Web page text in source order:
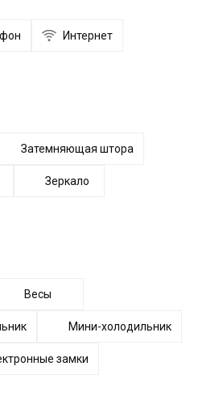
Интернет
Затемняющая штора
Зеркало
Весы
Мини-холодильник
замки